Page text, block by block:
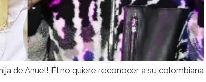
de Anuel! Él no quiere reconocer a su colombiana